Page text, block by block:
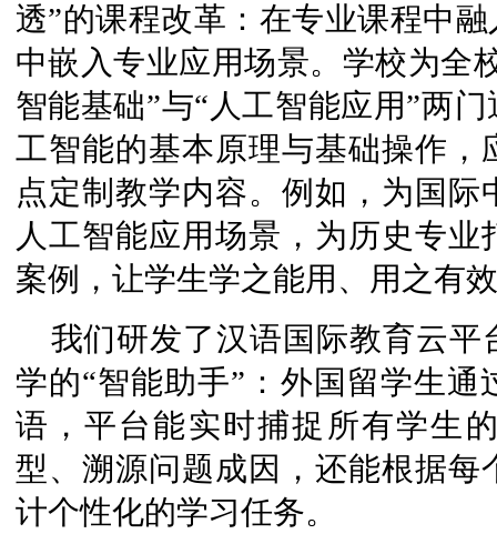
透”的课程改革：在专业课程中
中嵌入专业应用场景。学校为全
智能基础”与“人工智能应用”两
工智能的基本原理与基础操作
点定制教学内容。例如，为国
人工智能应用场景，为历史专
案例，让学生学之能用、用之有
我们研发了汉语国际教育云
学的“智能助手”：外国留学生
语，平台能实时捕捉所有学生
型、溯源问题成因，还能根据
计个性化的学习任务。